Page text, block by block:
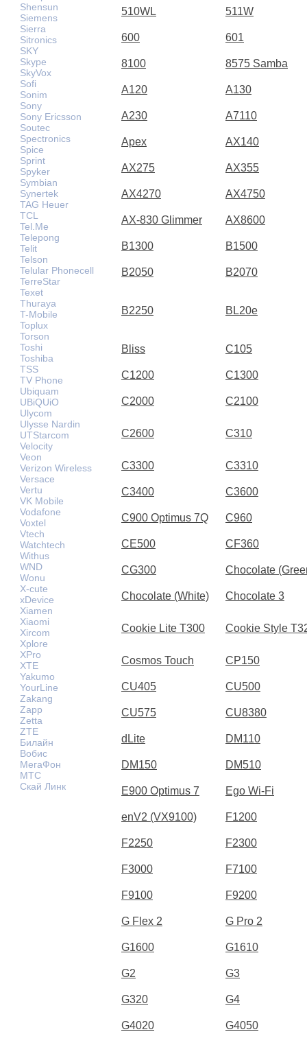
Shensun
Siemens
Sierra
Sitronics
SKY
Skype
SkyVox
Sofi
Sonim
Sony
Sony Ericsson
Soutec
Spectronics
Spice
Sprint
Spyker
Symbian
Synertek
TAG Heuer
TCL
Tel.Me
Telepong
Telit
Telson
Telular Phonecell
TerreStar
Texet
Thuraya
T-Mobile
Toplux
Torson
Toshi
Toshiba
TSS
TV Phone
Ubiquam
UBiQUiO
Ulycom
Ulysse Nardin
UTStarcom
Velocity
Veon
Verizon Wireless
Versace
Vertu
VK Mobile
Vodafone
Voxtel
Vtech
Watchtech
Withus
WND
Wonu
X-cute
xDevice
Xiamen
Xiaomi
Xircom
Xplore
XPro
XTE
Yakumo
YourLine
Zakang
Zapp
Zetta
ZTE
Билайн
Вобис
МегаФон
МТС
Скай Линк
510WL 511W
600 601
8100 8575 Samba
A120 A130
A230 A7110
Apex AX140
AX275 AX355
AX4270 AX4750
AX-830 Glimmer AX8600
B1300 B1500
B2050 B2070
B2250 BL20e
Bliss C105
C1200 C1300
C2000 C2100
C2600 C310
C3300 C3310
C3400 C3600
C900 Optimus 7Q C960
CE500 CF360
CG300 Chocolate
Chocolate (White) Chocolate 3
Cookie Lite T300 Cookie Style
Cosmos Touch CP150
CU405 CU500
CU575 CU8380
dLite DM110
DM150 DM510
E900 Optimus 7 Ego Wi-Fi
enV2 (VX9100) F1200
F2250 F2300
F3000 F7100
F9100 F9200
G Flex 2 G Pro 2
G1600 G1610
G2 G3
G320 G4
G4020 G4050